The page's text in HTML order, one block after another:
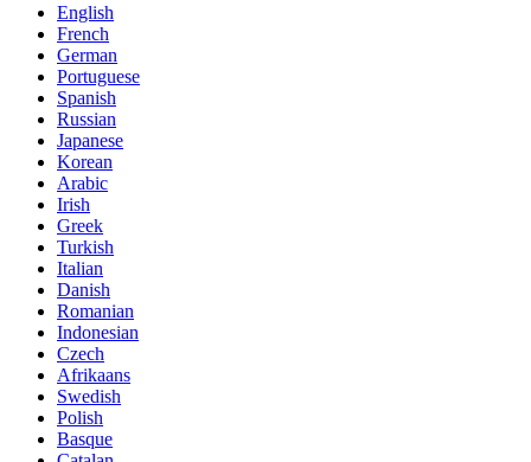
English
French
German
Portuguese
Spanish
Russian
Japanese
Korean
Arabic
Irish
Greek
Turkish
Italian
Danish
Romanian
Indonesian
Czech
Afrikaans
Swedish
Polish
Basque